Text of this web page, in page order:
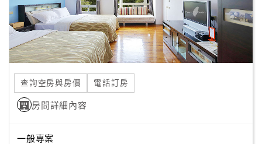
作
案
飯
店
作
查詢空房與房價 電話訂房
房間詳細內容
一般專案